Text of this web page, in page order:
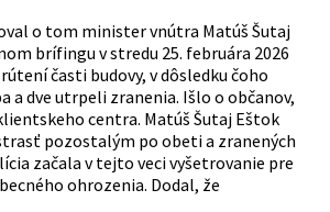
o tom minister vnútra Matúš Šutaj
brífingu v stredu 25. februára 2026
časti budovy, v dôsledku čoho
a dve utrpeli zranenia. Išlo o občanov,
centra. Matúš Šutaj Eštok
pozostalým po obeti a zranených
začala v tejto veci vyšetrovanie pre
ohrozenia. Dodal, že